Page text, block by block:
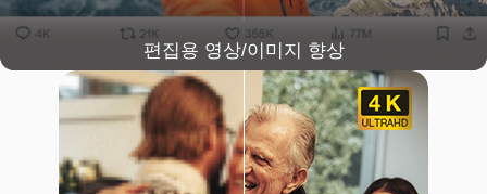
편집용 영상/이미지 향상